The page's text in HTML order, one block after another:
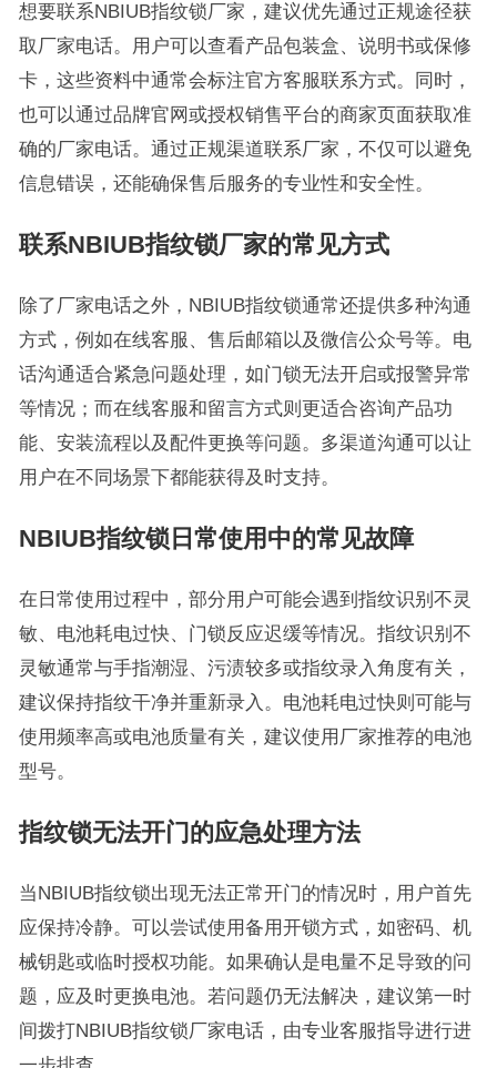
想要联系NBIUB指纹锁厂家，建议优先通过正规途径获
取厂家电话。用户可以查看产品包装盒、说明书或保修
卡，这些资料中通常会标注官方客服联系方式。同时，
也可以通过品牌官网或授权销售平台的商家页面获取准
确的厂家电话。通过正规渠道联系厂家，不仅可以避免
信息错误，还能确保售后服务的专业性和安全性。
联系NBIUB指纹锁厂家的常见方式
除了厂家电话之外，NBIUB指纹锁通常还提供多种沟通
方式，例如在线客服、售后邮箱以及微信公众号等。电
话沟通适合紧急问题处理，如门锁无法开启或报警异常
等情况；而在线客服和留言方式则更适合咨询产品功
能、安装流程以及配件更换等问题。多渠道沟通可以让
用户在不同场景下都能获得及时支持。
NBIUB指纹锁日常使用中的常见故障
在日常使用过程中，部分用户可能会遇到指纹识别不灵
敏、电池耗电过快、门锁反应迟缓等情况。指纹识别不
灵敏通常与手指潮湿、污渍较多或指纹录入角度有关，
建议保持指纹干净并重新录入。电池耗电过快则可能与
使用频率高或电池质量有关，建议使用厂家推荐的电池
型号。
指纹锁无法开门的应急处理方法
当NBIUB指纹锁出现无法正常开门的情况时，用户首先
应保持冷静。可以尝试使用备用开锁方式，如密码、机
械钥匙或临时授权功能。如果确认是电量不足导致的问
题，应及时更换电池。若问题仍无法解决，建议第一时
间拨打NBIUB指纹锁厂家电话，由专业客服指导进行进